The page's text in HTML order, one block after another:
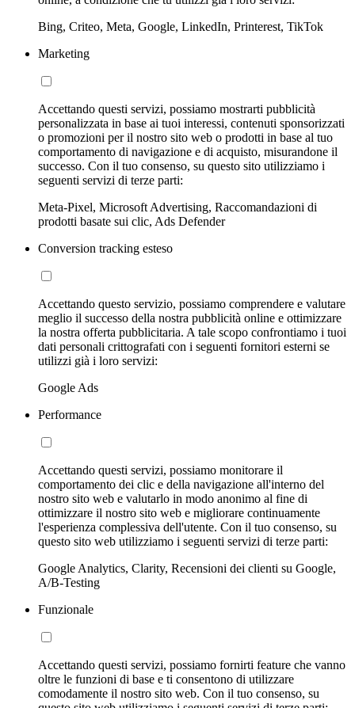
Bing, Criteo, Meta, Google, LinkedIn, Printerest, TikTok
Marketing
Accettando questi servizi, possiamo mostrarti pubblicità
personalizzata in base ai tuoi interessi, contenuti sponsorizzati
o promozioni per il nostro sito web o prodotti in base al tuo
comportamento di navigazione e di acquisto, misurandone il
successo. Con il tuo consenso, su questo sito utilizziamo i
seguenti servizi di terze parti:
Meta-Pixel, Microsoft Advertising, Raccomandazioni di
prodotti basate sui clic, Ads Defender
Conversion tracking esteso
Accettando questo servizio, possiamo comprendere e valutare
meglio il successo della nostra pubblicità online e ottimizzare
la nostra offerta pubblicitaria. A tale scopo confrontiamo i tuoi
dati personali crittografati con i seguenti fornitori esterni se
utilizzi già i loro servizi:
Google Ads
Performance
Accettando questi servizi, possiamo monitorare il
comportamento dei clic e della navigazione all'interno del
nostro sito web e valutarlo in modo anonimo al fine di
ottimizzare il nostro sito web e migliorare continuamente
l'esperienza complessiva dell'utente. Con il tuo consenso, su
questo sito web utilizziamo i seguenti servizi di terze parti:
Google Analytics, Clarity, Recensioni dei clienti su Google,
A/B-Testing
Funzionale
Accettando questi servizi, possiamo fornirti feature che vanno
oltre le funzioni di base e ti consentono di utilizzare
comodamente il nostro sito web. Con il tuo consenso, su